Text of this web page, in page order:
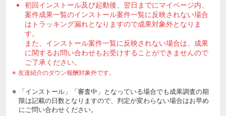
初回インストール及び起動後、翌日までにマイページ内、
案件成果一覧のインストール案件一覧に反映されない場合
はトラッキング漏れとなりますので成果対象外となりま
す。
また、インストール案件一覧に反映されない場合は、成果
に関するお問い合わせもお受けすることができませんので
ご了承ください。
友達紹介のダウン報酬対象外です。
「インストール」「審査中」となっている場合でも成果調査の期
限は記載の日数となりますので、判定が変わらない場合はお早め
にご問い合わせください。